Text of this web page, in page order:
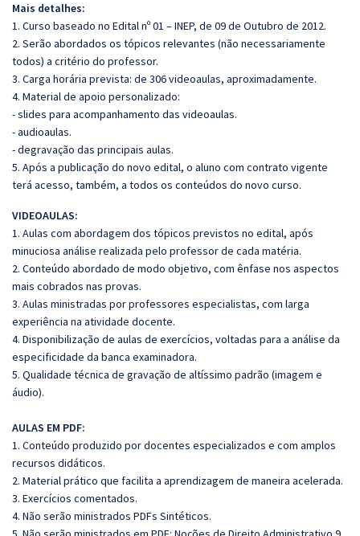
Mais detalhes:
1. Curso baseado no Edital nº 01 – INEP, de 09 de Outubro de 2012.
2. Serão abordados os tópicos relevantes (não necessariamente
todos) a critério do professor.
3. Carga horária prevista: de 306 videoaulas, aproximadamente.
4. Material de apoio personalizado:
- slides para acompanhamento das videoaulas.
- audioaulas.
- degravação das principais aulas.
5. Após a publicação do novo edital, o aluno com contrato vigente
terá acesso, também, a todos os conteúdos do novo curso.
VIDEOAULAS:
1. Aulas com abordagem dos tópicos previstos no edital, após
minuciosa análise realizada pelo professor de cada matéria.
2. Conteúdo abordado de modo objetivo, com ênfase nos aspectos
mais cobrados nas provas.
3. Aulas ministradas por professores especialistas, com larga
experiência na atividade docente.
4. Disponibilização de aulas de exercícios, voltadas para a análise da
especificidade da banca examinadora.
5. Qualidade técnica de gravação de altíssimo padrão (imagem e
áudio).
AULAS EM PDF:
1. Conteúdo produzido por docentes especializados e com amplos
recursos didáticos.
2. Material prático que facilita a aprendizagem de maneira acelerada.
3. Exercícios comentados.
4. Não serão ministrados PDFs Sintéticos.